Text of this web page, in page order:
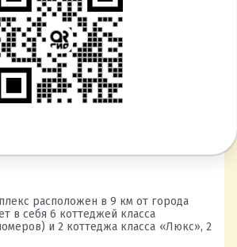
расположен в 9 км от города
в себя 6 коттеджей класса
и 2 коттеджа класса «Люкс», 2